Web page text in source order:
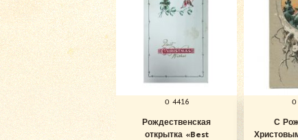
о 4416
Рождественская
открытка «Best
о
С